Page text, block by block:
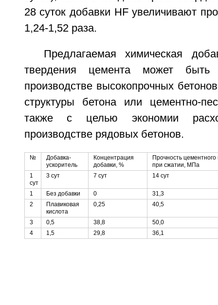
28 суток добавки HF увеличивают
1,24-1,52 раза.
Предлагаемая химическая
твердения цемента может быть
производстве высокопрочных
структуры бетона или цементно-
также с целью экономии
производстве рядовых бетонов.
№
Добавка-
ускоритель
Концентрация
добавки, %
Прочность цементного
при сжатии, МПа
1
сут
3 сут 7 сут 14 сут
1 Без добавки 0
31,3
2
Плавиковая
кислота
0,25 40,5
3 0,5 38,8
50,0
4
1,5 29,8 36,1